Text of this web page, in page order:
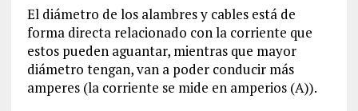
El diámetro de los alambres y cables está de
forma directa relacionado con la corriente que
estos pueden aguantar, mientras que mayor
diámetro tengan, van a poder conducir más
amperes (la corriente se mide en amperios (A)).